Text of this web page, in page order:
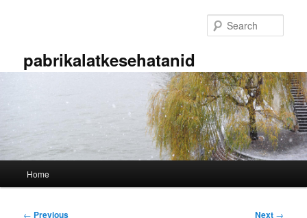
pabrikalatkesehatanid
Home
Post
← Previous Next →